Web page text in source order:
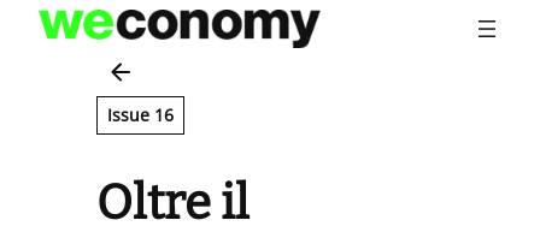
Vai
contenuto
Issue 16
Oltre il